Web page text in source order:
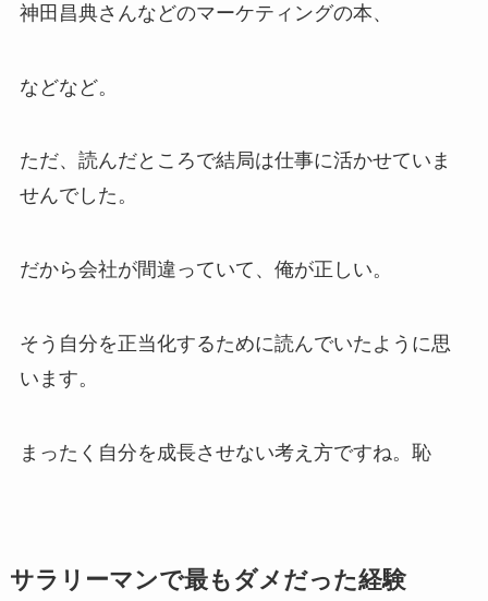
神田昌典さんなどのマーケティングの本、
などなど。
ただ、読んだところで結局は仕事に活かせていま
せんでした。
だから会社が間違っていて、俺が正しい。
そう自分を正当化するために読んでいたように思
います。
まったく自分を成長させない考え方ですね。恥
サラリーマンで最もダメだった経験